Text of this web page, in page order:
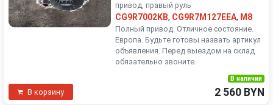
привод, правый руль
CG9R7002KB, CG9R7M127EEA, M8
Полный привод. Отличное состояние.
Европа. Будьте готовы назвать артикул
объявления. Перед выездом на склад
обязательно звоните.
В корзину
В наличии
2 560 BYN